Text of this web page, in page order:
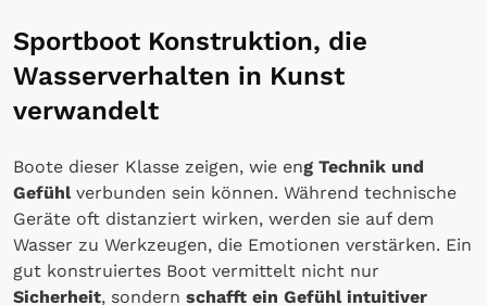
Sportboot Konstruktion, die
Wasserverhalten in Kunst
verwandelt
Boote dieser Klasse zeigen, wie eng Technik und
Gefühlverbunden sein können. Während technische
Geräte oft distanziert wirken, werden sie auf dem
Wasser zu Werkzeugen, die Emotionen verstärken. Ein
gut konstruiertes Boot vermittelt nicht nur
Sicherheit, sondern schafft ein Gefühl intuitiver